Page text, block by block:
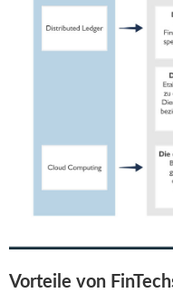
Vorteile von